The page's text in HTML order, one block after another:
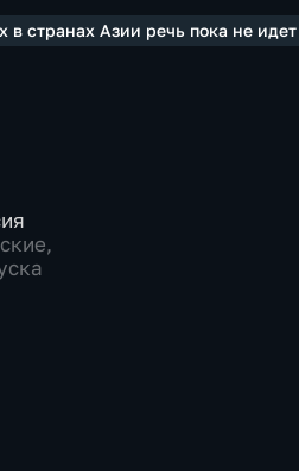
странах Азии речь пока не идет
,